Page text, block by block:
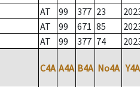
AT 99 377 23
AT 99 671 85
AT 99 377 74
C4A A4A B4A No4A Y4A